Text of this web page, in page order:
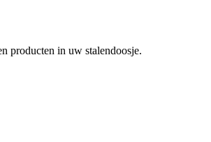
producten in uw stalendoosje.